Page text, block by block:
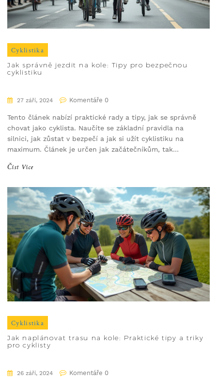
Cyklistika
Jak správně jezdit na kole: Tipy pro bezpečnou
cyklistiku
27 září, 2024 Komentáře 0
Tento článek nabízí praktické rady a tipy, jak se správně
chovat jako cyklista. Naučíte se základní pravidla na
silnici, jak zůstat v bezpečí a jak si užít cyklistiku na
maximum. Článek je určen jak začátečníkům, tak
Číst Více
Cyklistika
Jak naplánovat trasu na kole: Praktické tipy a triky
pro cyklisty
26 září, 2024 Komentáře 0